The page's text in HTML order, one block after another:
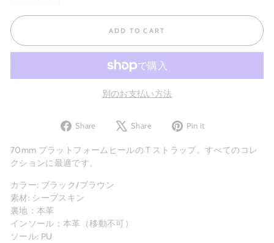
ADD TO CART
別のお支払い方法
Share
Share
Facebook
Share
Tweet
X
Pin it
Pinterest
70mm プラットフォーム ヒールの T ストラップ。すべてのコレ
クションに最適です。
カラー: ブラック/ブラウン
素材: シープスキン
裏地：本革
インソール：本革（移動不可）
ソール: PU